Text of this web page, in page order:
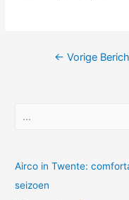
Bericht
← Vorige
Airco in Twente:
seizoen